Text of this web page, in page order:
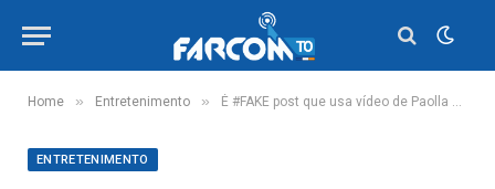
Home » Entretenimento » É #FAKE post que usa vídeo de Paolla Oliveira para anunciar desconto de 50% em camarote no Carnaval 2025; trata-se de golpe
ENTRETENIMENTO